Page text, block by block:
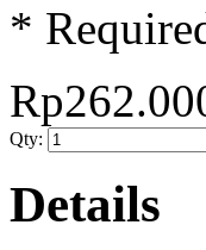
*
Qty:
Details